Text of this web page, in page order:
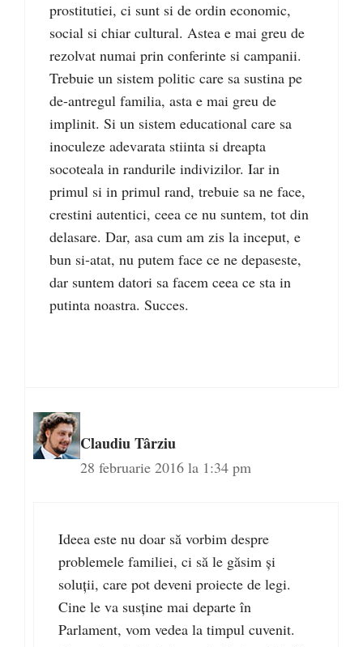
prostitutiei, ci sunt si de ordin economic,
social si chiar cultural. Astea e mai greu de
rezolvat numai prin conferinte si campanii.
Trebuie un sistem politic care sa sustina pe
de-antregul familia, asta e mai greu de
implinit. Si un sistem educational care sa
inoculeze adevarata stiinta si dreapta
socoteala in randurile indivizilor. Iar in
primul si in primul rand, trebuie sa ne face,
crestini autentici, ceea ce nu suntem, tot din
delasare. Dar, asa cum am zis la inceput, e
bun si-atat, nu putem face ce ne depaseste,
dar suntem datori sa facem ceea ce sta in
putinta noastra. Succes.
Claudiu Târziu
28 februarie 2016 la 1:34 pm
Ideea este nu doar să vorbim despre
problemele familiei, ci să le găsim şi
soluţii, care pot deveni proiecte de legi.
Cine le va susţine mai departe în
Parlament, vom vedea la timpul cuvenit.